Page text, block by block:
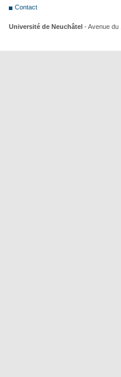
Contact
Université de Neuchâtel - Avenue du